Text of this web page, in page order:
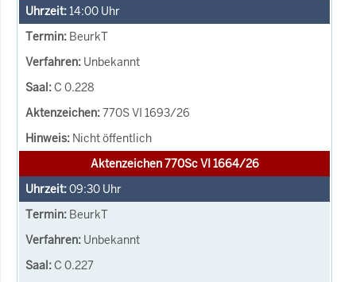
14:00 Uhr
BeurkT
Unbekannt
C 0.228
770S VI 1693/26
Nicht öffentlich
Aktenzeichen 770Sc VI 1664/26
09:30 Uhr
BeurkT
Unbekannt
C 0.227